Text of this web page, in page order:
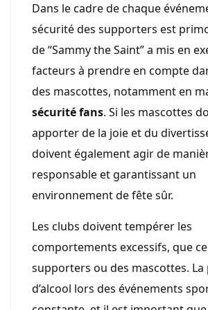
Dans le cadre de chaque
sécurité des supporters est
de “Sammy the Saint” a mis en
facteurs à prendre en compte
des mascottes, notamment en
sécurité fans. Si les mascottes
apporter de la joie et du
doivent également agir de
responsable et garantissant un
environnement de fête sûr.
Les clubs doivent tempérer les
comportements excessifs, que
supporters ou des mascottes. La
d’alcool lors des événements